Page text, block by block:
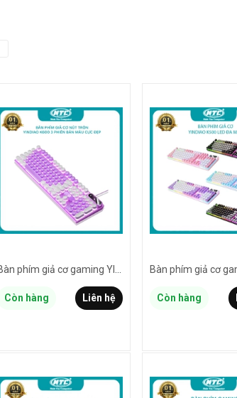
Còn hàng Liên hệ Còn hàng